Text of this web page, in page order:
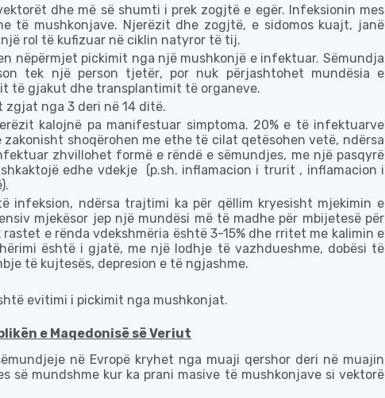
dhe më së shumti i prek zogjtë e egër. Infeksionin mes
të mushkonjave. Njerëzit dhe zogjtë, e sidomoskuajt, janë
rol të kufizuar në ciklin natyror të tij.
nëpërmjet pickimit nga një mushkonjë e infektuar. Sëmundja
tek njëperson tjetër, por nuk përjashtohet mundësia e
të gjakut dhe transplantimit të organeve.
nga 3 deri në 14 ditë.
kalojnë pa manifestuar simptoma. 20% e të infektuarve
zakonisht shoqërohen me ethe të cilat qetësohen vetë, ndërsa
zhvillohet formë e rëndë e sëmundjes, me një pasqyrë
edhe vdekje
(p.sh. inflamacion i trurit , inflamacion i
infeksion, ndërsa trajtimi ka për qëllim kryesisht mjekimin e
mjekësor jep një mundësi më të madhe për mbijetesëpër
rastet e rënda vdekshmëria është 3-15% dhe rritet me kalimin e
është i gjatë, me një lodhje të vazhdueshme, dobësi të
të kujtesës, depresion e të ngjashme.
evitimi i pickimit nga mushkonjat.
e Maqedonisë së Veriut
në Evropë kryhet nga muaji qershor deri në muajin
sëmundshme kur ka prani masive të mushkonjave si vektorë